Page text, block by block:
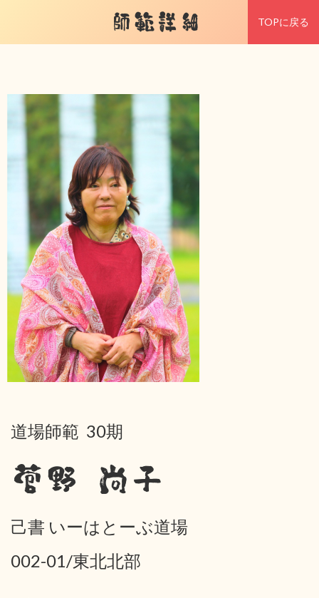
師範詳細 TOPに戻る
道場師範 30期
菅野 尚子
己書 いーはとーぶ道場
002-01/東北北部